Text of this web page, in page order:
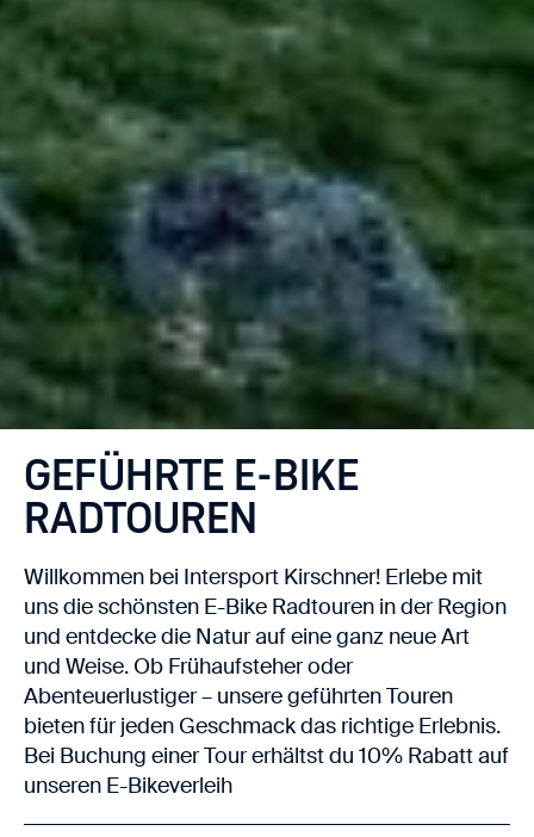
GEFÜHRTE E-BIKE
RADTOUREN
Willkommen bei Intersport Kirschner! Erlebe mit
uns die schönsten E-Bike Radtouren in der Region
und entdecke die Natur auf eine ganz neue Art
und Weise. Ob Frühaufsteher oder
Abenteuerlustiger – unsere geführten Touren
bieten für jeden Geschmack das richtige Erlebnis.
Bei Buchung einer Tour erhältst du 10% Rabatt auf
unseren E-Bikeverleih